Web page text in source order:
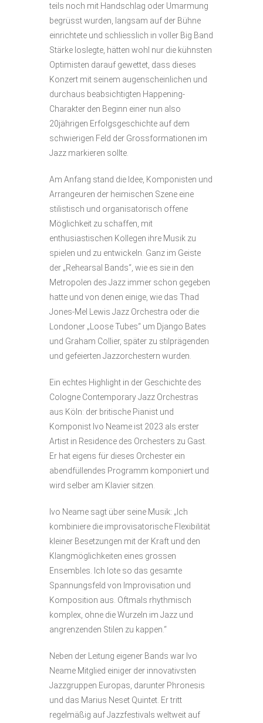
teils noch mit Handschlag oder Umarmung
begrüsst wurden, langsam auf der Bühne
einrichtete und schliesslich in voller Big Band
Stärke loslegte, hätten wohl nur die kühnsten
Optimisten darauf gewettet, dass dieses
Konzert mit seinem augenscheinlichen und
durchaus beabsichtigten Happening-
Charakter den Beginn einer nun also
20jährigen Erfolgsgeschichte auf dem
schwierigen Feld der Grossformationen im
Jazz markieren sollte.
Am Anfang stand die Idee, Komponisten und
Arrangeuren der heimischen Szene eine
stilistisch und organisatorisch offene
Möglichkeit zu schaffen, mit
enthusiastischen Kollegen ihre Musik zu
spielen und zu entwickeln. Ganz im Geiste
der „Rehearsal Bands“, wie es sie in den
Metropolen des Jazz immer schon gegeben
hatte und von denen einige, wie das Thad
Jones-Mel Lewis Jazz Orchestra oder die
Londoner „Loose Tubes“ um Django Bates
und Graham Collier, später zu stilprägenden
und gefeierten Jazzorchestern wurden.
Ein echtes Highlight in der Geschichte des
Cologne Contemporary Jazz Orchestras
aus Köln: der britische Pianist und
Komponist Ivo Neame ist 2023 als erster
Artist in Residence des Orchesters zu Gast.
Er hat eigens für dieses Orchester ein
abendfüllendes Programm komponiert und
wird selber am Klavier sitzen.
Ivo Neame sagt über seine Musik: „Ich
kombiniere die improvisatorische Flexibilität
kleiner Besetzungen mit der Kraft und den
Klangmöglichkeiten eines grossen
Ensembles. Ich lote so das gesamte
Spannungsfeld von Improvisation und
Komposition aus. Oftmals rhythmisch
komplex, ohne die Wurzeln im Jazz und
angrenzenden Stilen zu kappen.“
Neben der Leitung eigener Bands war Ivo
Neame Mitglied einiger der innovativsten
Jazzgruppen Europas, darunter Phronesis
und das Marius Neset Quintet. Er tritt
regelmäßig auf Jazzfestivals weltweit auf